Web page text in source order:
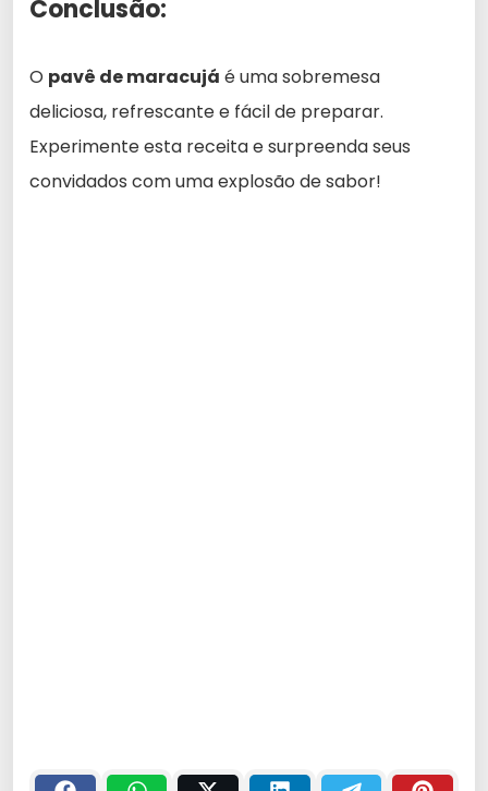
Conclusão:
O pavê de maracujá é uma sobremesa
deliciosa, refrescante e fácil de preparar.
Experimente esta receita e surpreenda seus
convidados com uma explosão de sabor!